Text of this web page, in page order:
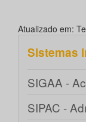
Atualizado em:
Sistemas
SIGAA -
SIPAC -